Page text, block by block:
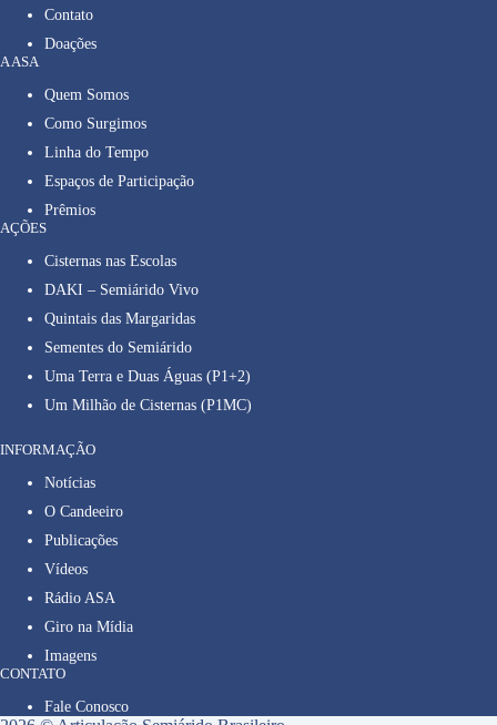
Contato
Doações
A ASA
Quem Somos
Como Surgimos
Linha do Tempo
Espaços de Participação
Prêmios
AÇÕES
Cisternas nas Escolas
DAKI – Semiárido Vivo
Quintais das Margaridas
Sementes do Semiárido
Uma Terra e Duas Águas (P1+2)
Um Milhão de Cisternas (P1MC)
INFORMAÇÃO
Notícias
O Candeeiro
Publicações
Vídeos
Rádio ASA
Giro na Mídia
Imagens
CONTATO
Fale Conosco